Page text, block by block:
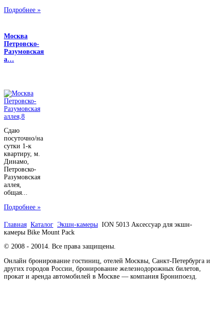
Подробнее »
Москва
Петровско-
Разумовская
а…
Сдаю
посуточно/на
сутки 1-к
квартиру, м.
Динамо,
Петровско-
Разумовская
аллея,
общая...
Подробнее »
Главная Каталог Экшн-камеры ION 5013 Аксессуар для экшн-
камеры Bike Mount Pack
© 2008 - 20014. Все права защищены.
Онлайн бронирование гостиниц, отелей Москвы, Санкт-Петербурга и
других городов России, бронирование железнодорожных билетов,
прокат и аренда автомобилей в Москве — компания Бронипоезд.